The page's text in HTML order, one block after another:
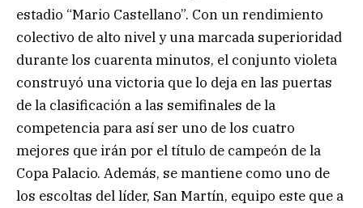
estadio “Mario Castellano”. Con un rendimiento
colectivo de alto nivel y una marcada superioridad
durante los cuarenta minutos, el conjunto violeta
construyó una victoria que lo deja en las puertas
de la clasificación a las semifinales de la
competencia para así ser uno de los cuatro
mejores que irán por el título de campeón de la
Copa Palacio. Además, se mantiene como uno de
los escoltas del líder, San Martín, equipo este que a